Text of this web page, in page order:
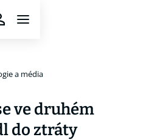
a média
ve druhém
do ztráty